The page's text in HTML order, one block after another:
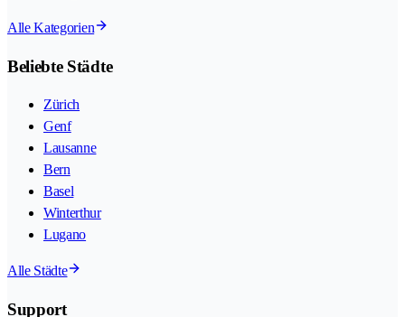
Alle Kategorien
Beliebte Städte
Zürich
Genf
Lausanne
Bern
Basel
Winterthur
Lugano
Alle Städte
Support